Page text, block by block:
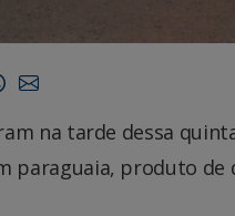
na tarde dessa
paraguaia, produto de